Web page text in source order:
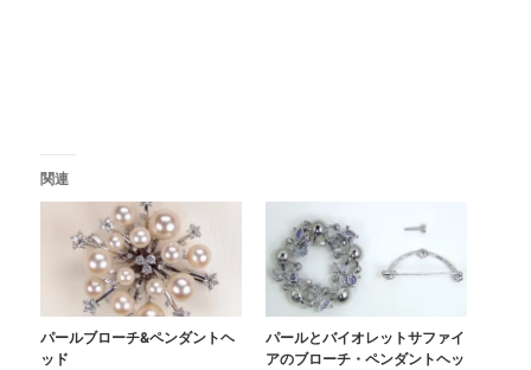
関連
パールブローチ&ペンダントヘ
ッド
パールとバイオレットサファイ
アのブローチ・ペンダントヘッ